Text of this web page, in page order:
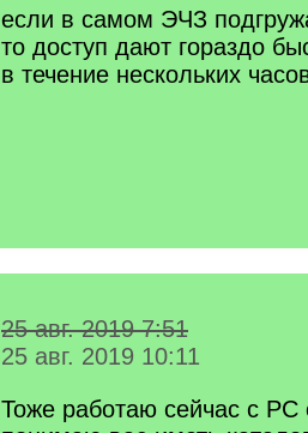
q
]
если в самом ЭЧЗ
то доступ дают гораздо
в течение нескольких
25 авг. 2019 7:51
25 авг. 2019 10:11
Тоже работаю сейчас с РС